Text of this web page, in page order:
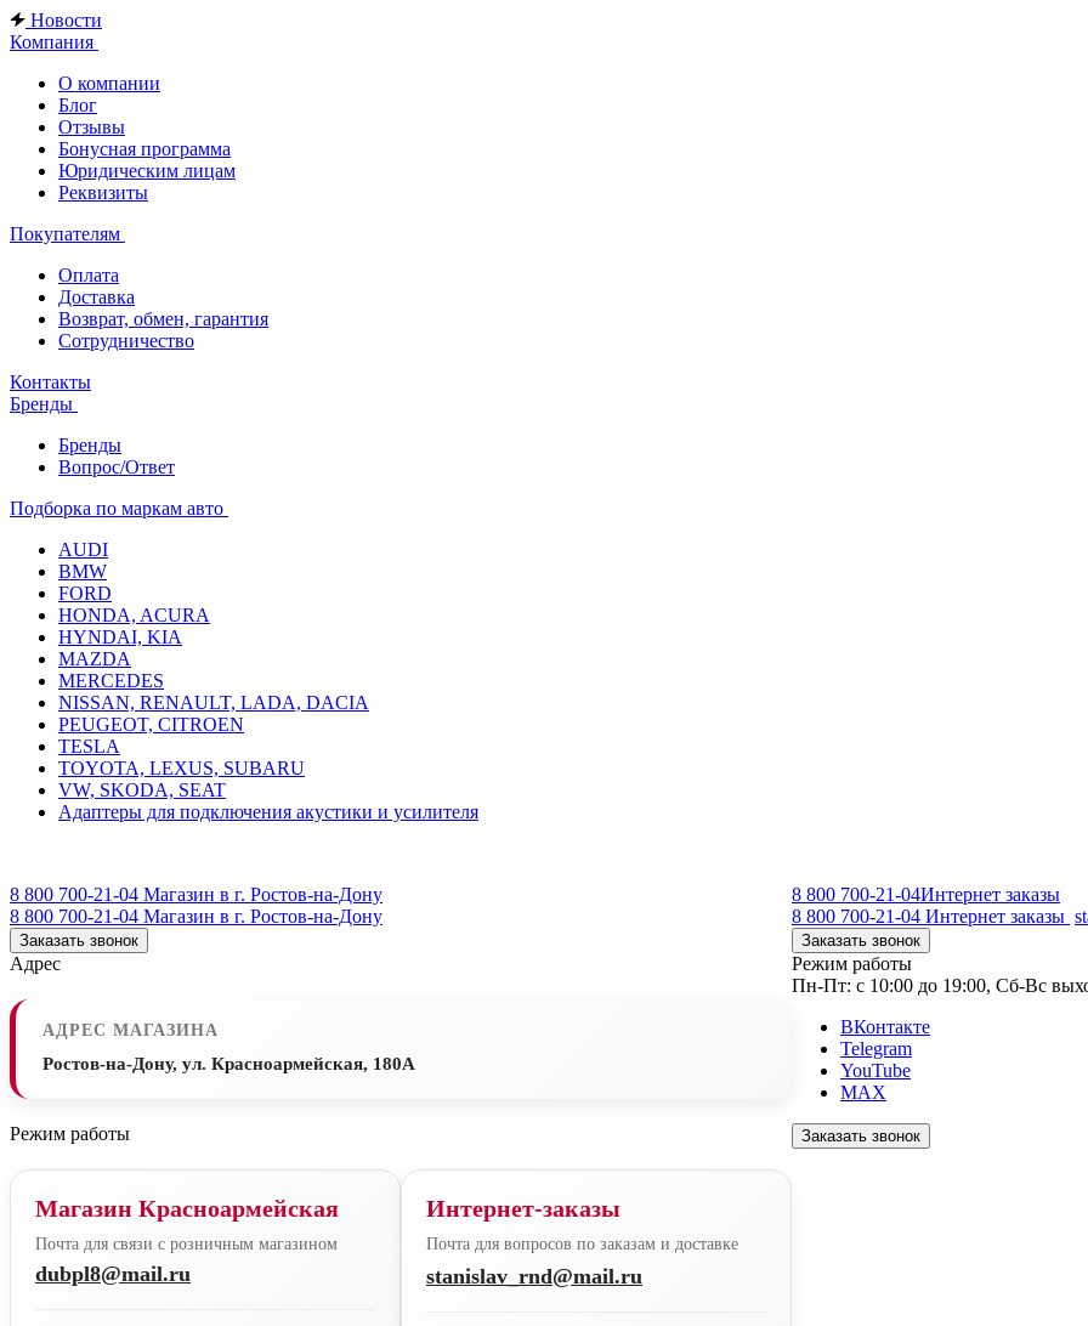
Новости
Компания
О компании
Блог
Отзывы
Бонусная программа
Юридическим лицам
Реквизиты
Покупателям
Оплата
Доставка
Возврат, обмен, гарантия
Сотрудничество
Контакты
Бренды
Бренды
Вопрос/Ответ
Подборка по маркам авто
AUDI
BMW
FORD
HONDA, ACURA
HYNDAI, KIA
MAZDA
MERCEDES
NISSAN, RENAULT, LADA, DACIA
PEUGEOT, CITROEN
TESLA
TOYOTA, LEXUS, SUBARU
VW, SKODA, SEAT
Адаптеры для подключения акустики и усилителя
8 800 700-21-04 Магазин в г. Ростов-на-Дону
8 800 700-21-04 Магазин в г. Ростов-на-Дону
Заказать звонок
Адрес
АДРЕС МАГАЗИНА
Ростов-на-Дону, ул. Красноармейская, 180А
Режим работы
Магазин Красноармейская
Почта для связи с розничным магазином
dubpl8@mail.ru
Интернет-заказы
Почта для вопросов по заказам и доставке
stanislav_rnd@mail.ru
8 800 700-21-04Интернет заказы
8 800 700-21-04 Интернет заказы
Заказать звонок
Режим работы
Пн-Пт: с 10:00 до 19:00, Сб-Вс
ВКонтакте
Telegram
YouTube
MAX
Заказать звонок